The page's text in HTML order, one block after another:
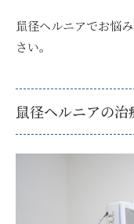
鼠径ヘルニアでお悩
さい。
鼠径ヘルニアの